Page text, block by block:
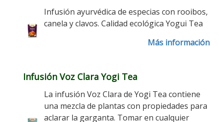
Infusión ayurvédica de especias con rooibos,
canela y clavos. Calidad ecológica Yogui Tea
Más información
Infusión Voz Clara Yogi Tea
La infusión Voz Clara de Yogi Tea contiene
una mezcla de plantas con propiedades para
aclarar la garganta. Tomar en cualquier